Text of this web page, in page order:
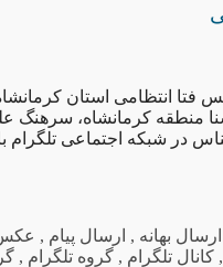
فتا انتظامی استان
منطقه کرمانشاه، سرهنگ
در شبکه اجتماعی تلگرام
ارسال بهانه , ارسال پیام , عکس
, کانال تلگرام , گروه تلگرام ,